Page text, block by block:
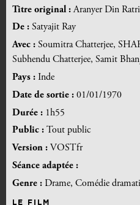
Titre original :Aranyer Din Ratri
De : Satyajit Ray
Avec : Soumitra Chatterjee,
Subhendu Chatterjee, Samit
Pays : Inde
Date de sortie : 01/01/1970
Durée : 1h55
Public : Tout public
Version : VOSTfr
Séance adaptée :
Genre : Drame, Comédie
LE FILM